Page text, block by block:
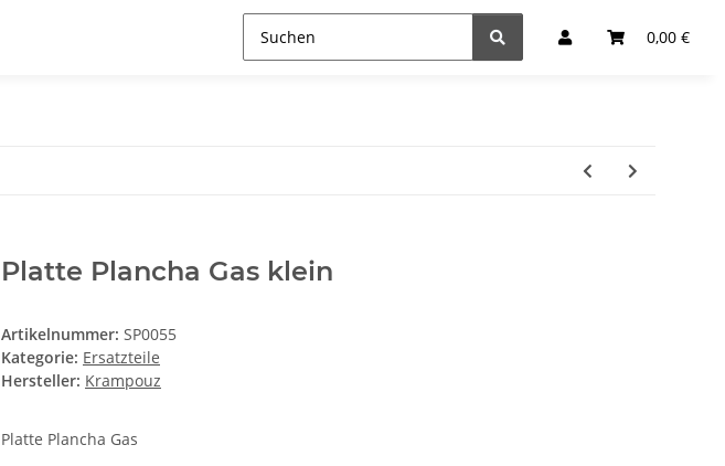
0,00 €
Platte Plancha Gas klein
Artikelnummer: SP0055
Kategorie: Ersatzteile
Hersteller: Krampouz
Platte Plancha Gas